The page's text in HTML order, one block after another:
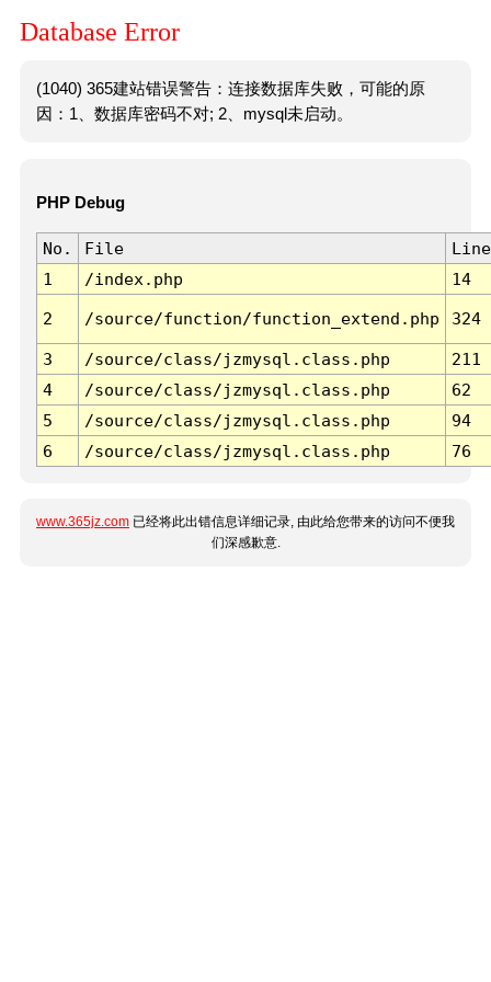
Database Error
(1040) 365建站错误警告：连接数据库失败，可能的原
因：1、数据库密码不对; 2、mysql未启动。
PHP Debug
No. File
Line
1
/index.php 14
2 /source/function/function_extend.php 324
3 /source/class/jzmysql.class.php
211
4
/source/class/jzmysql.class.php
62
5
/source/class/jzmysql.class.php
94
6
/source/class/jzmysql.class.php 76
www.365jz.com 已经将此出错信息详细记录, 由此给您带来的访问不便我
们深感歉意.